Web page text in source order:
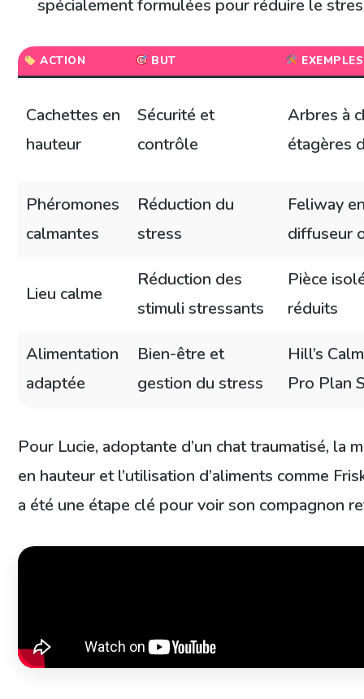
spécialement formulées pour réduire le
ACTION BUT EXEMPLES
Cachettes en
hauteur
Sécurité et
contrôle
Arbres à
étagères
Phéromones
calmantes
Réduction du
stress
Feliway
diffuseur
Lieu calme
Réduction des
stimuli stressants
Pièce
réduits
Alimentation
adaptée
Bien-être et
gestion du stress
Hill’s
Pro Plan
Pour Lucie, adoptante d’un chat traumatisé, la
en hauteur et l’utilisation d’aliments comme
a été une étape clé pour voir son compagnon